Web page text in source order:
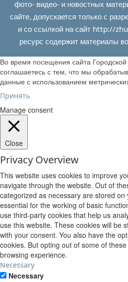
фото- видео- и новостных
сайте, допускается только с
и со ссылкой на сайт http://
ресурс содержит материалы
Во время посещения сайта Городской
соглашаетесь с тем, что мы
данные с использованием
Принять
Manage consent
Close
Privacy Overview
This website uses cookies to improve
navigate through the website. Out of
categorized as necessary are stored
essential for the working of basic
use third-party cookies that help us
use this website. These cookies will be
with your consent. You also have the
cookies. But opting out of some of
browsing experience.
Necessary
Necessary